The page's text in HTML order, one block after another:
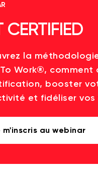
CERTIFIED
la
Work®, comment
booster
et fidéliser vos
m'inscris au webinar